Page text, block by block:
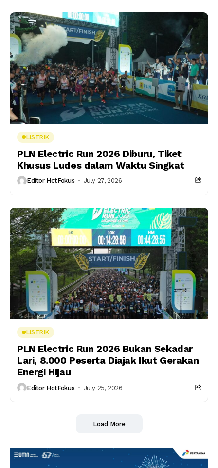
LISTRIK
PLN Electric Run 2026 Diburu, Tiket
Khusus Ludes dalam Waktu Singkat
Editor HotFokus July 27, 2026
LISTRIK
PLN Electric Run 2026 Bukan Sekadar
Lari, 8.000 Peserta Diajak Ikut Gerakan
Energi Hijau
Editor HotFokus July 25, 2026
Load More